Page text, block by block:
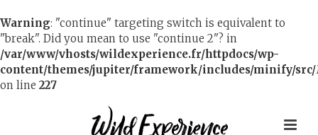
Warning: "continue" targeting switch is equivalent to
"break". Did you mean to use "continue 2"? in
/var/www/vhosts/wildexperience.fr/httpdocs/wp-
content/themes/jupiter/framework/includes/minify/
on line 227